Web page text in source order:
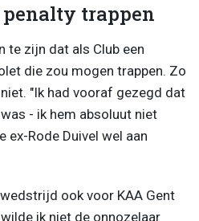
trappen
te zijn dat als Club een
die zou mogen trappen. Zo
"Ik had vooraf gezegd dat
- ik hem absoluut niet
ex-Rode Duivel wel aan
ook voor KAA Gent
ik niet de onnozelaar